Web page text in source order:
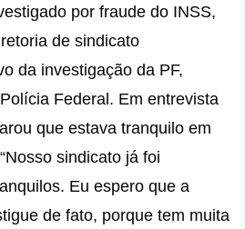
por fraude do INSS,
de sindicato
da investigação da PF,
Federal. Em entrevista
que estava tranquilo em
sindicato já foi
Eu espero que a
de fato, porque tem muita